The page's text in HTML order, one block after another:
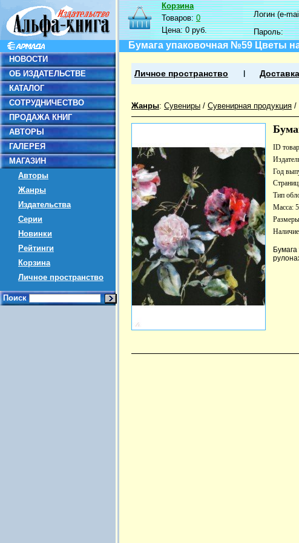
НОВОСТИ
ОБ ИЗДАТЕЛЬСТВЕ
КАТАЛОГ
СОТРУДНИЧЕСТВО
ПРОДАЖА КНИГ
АВТОРЫ
ГАЛЕРЕЯ
МАГАЗИН
Авторы
Жанры
Издательства
Серии
Новинки
Рейтинги
Корзина
Личное пространство
Поиск
Корзина
Товаров:0
Цена:0 руб.
Логин (e-
Пароль:
Бумага упаковочная №59 Цветы
Личное пространство Доставка
Жанры: Сувениры / Сувенирная продукция /
ID
Год
Тип
Масса: